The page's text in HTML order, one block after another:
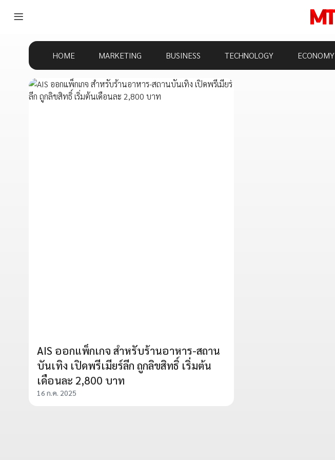
HOME MARKETING BUSINESS TECHNOLOGY ECONOMY
AIS ออกแพ็กเกจ สำหรับร้านอาหาร-สถาน
บันเทิง เปิดพรีเมียร์ลีก ถูกลิขสิทธิ์ เริ่มต้น
เดือนละ 2,800 บาท
16 ก.ค. 2025